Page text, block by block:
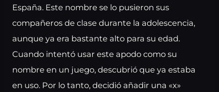
España. Este nombre se lo pusieron sus
compañeros de clase durante la adolescencia,
aunque ya era bastante alto para su edad.
Cuando intentó usar este apodo como su
nombre en un juego, descubrió que ya estaba
en uso. Por lo tanto, decidió añadir una «x»